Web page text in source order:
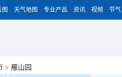
图 天气地图 专业产品 资讯 视频 节气
> 雁山园